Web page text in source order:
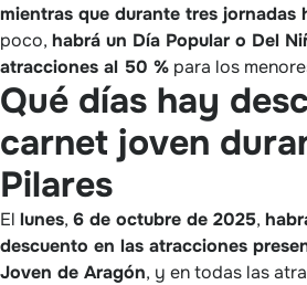
mientras que durante tres jornadas
poco, habrá un Día Popular o Del
atracciones al 50 % para los
Qué días hay
carnet joven
Pilares
El lunes, 6 de octubre de 2025,
descuento en las atracciones
Joven de Aragón, y en todas las